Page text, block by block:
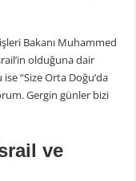
Bakanı Muhammed
olduğuna dair
“Size Orta Doğu’da
Gergin günler bizi
ve